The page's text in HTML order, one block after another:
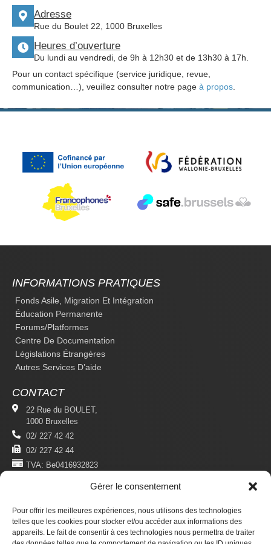
Gérer le consentement
Pour offrir les meilleures expériences, nous utilisons des technologies
telles que les cookies pour stocker et/ou accéder aux informations des
appareils. Le fait de consentir à ces technologies nous permettra de traiter
Adresse
Rue du Boulet 22, 1000 Bruxelles
Heures d’ouverture
Du lundi au vendredi, de 9h à 12h30 et de 13h30 à 17h.
Pour un contact spécifique (service juridique, revue,
communication…), veuillez consulter notre page à propos
INFORMATIONS PRATIQUES
Fonds Asile, Migration Et Intégration
Éducation Permanente
Forums/platformes
Centre De Documentation
Législations Étrangères
Autres Services D’aide
CONTACT
22 Rue du BOULET,
1000 Bruxelles
02/ 227 42 42
02/ 227 42 44
TVA: Be0416932823
MENTIONS LÉGALES
Politique De Confidentialité
Conditions D'utilisation